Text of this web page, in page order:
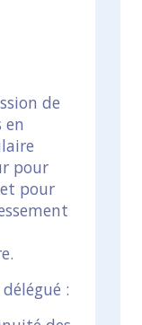
de
en
pour
pour
: